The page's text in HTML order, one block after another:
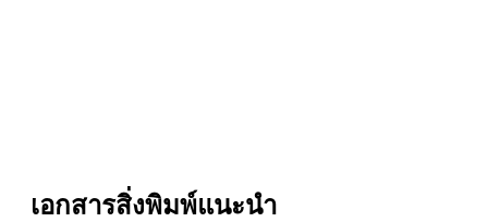
เอกสารสิ่งพิมพ์แนะนำ